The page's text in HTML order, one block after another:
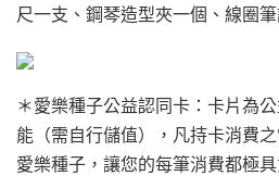
尺一支、鋼琴造型夾一個、線圈
＊愛樂種子公益認同卡：卡片為
能（需自行儲值），凡持卡消費
愛樂種子，讓您的每筆消費都極